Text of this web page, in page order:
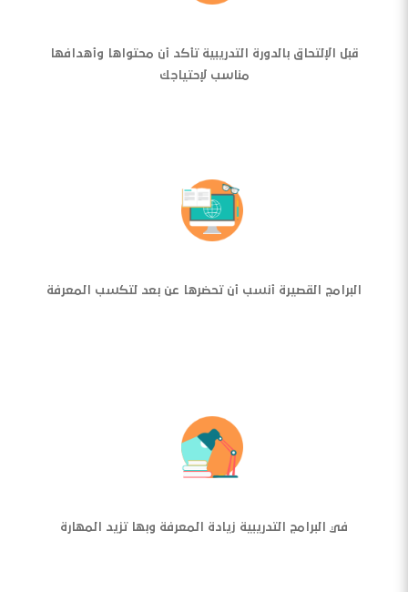
قبل الإلتحاق بالدورة التدريبية تأكد أن محتواها وأهدافها
مناسب لإحتياجك
البرامج القصيرة أنسب أن تحضرها عن بعد لتكسب المعرفة
في البرامج التدريبية زيادة المعرفة وبها تزيد المهارة